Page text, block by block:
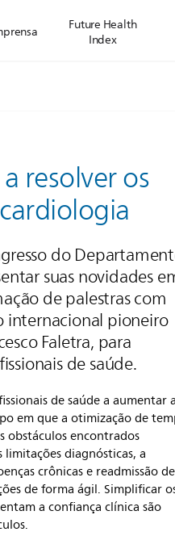
Future Health
Index
resolver os
do
suas novidades
de palestras com
internacional pioneiro
Faletra, para
de saúde.
de saúde a aumentar a
em que a otimização de
obstáculos encontrados
diagnósticas, a
crônicas e readmissão de
de forma ágil. Simplificar
a confiança clínica são